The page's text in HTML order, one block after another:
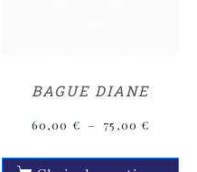
BAGUE DIANE
60,00 € – 75,00 €